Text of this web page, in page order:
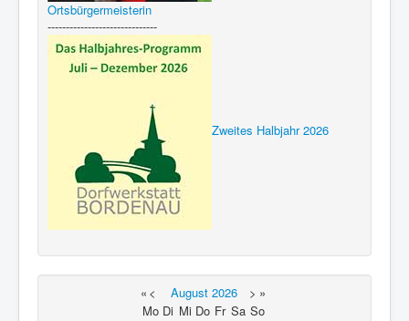
Ortsbürgermeisterin
------------------------------
Zweites Halbjahr 2026
« < August 2026 > »
Mo Di Mi Do Fr Sa So